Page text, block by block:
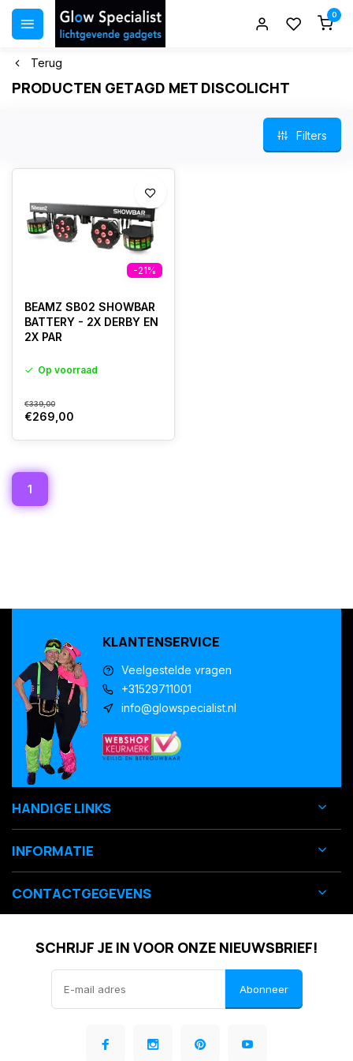
0
Terug
PRODUCTEN GETAGD MET DISCOLICHT
Filters
-21%
BEAMZ SB02 SHOWBAR
BATTERY - 2X DERBY EN
2X PAR
Op voorraad
€339,00
€269,00
1
KLANTENSERVICE
Veelgestelde vragen
+31529711001
info@glowspecialist.nl
HANDIGE LINKS
INFORMATIE
CONTACTGEGEVENS
SCHRIJF JE IN VOOR ONZE NIEUWSBRIEF!
Abonneer